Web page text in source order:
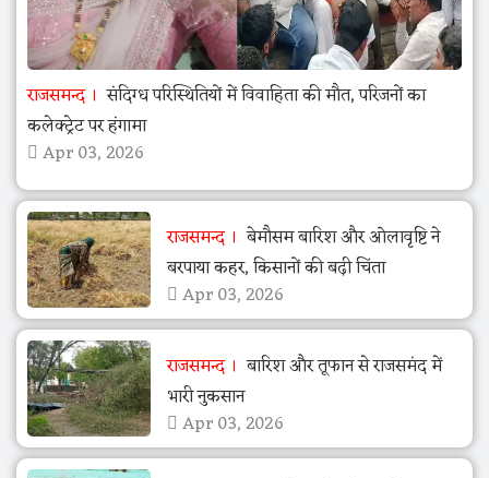
राजसमन्द
संदिग्ध परिस्थितियों में विवाहिता की मौत, परिजनों का
कलेक्ट्रेट पर हंगामा
Apr 03, 2026
राजसमन्द
बेमौसम बारिश और ओलावृष्टि ने
बरपाया कहर, किसानों की बढ़ी चिंता
Apr 03, 2026
राजसमन्द
बारिश और तूफान से राजसमंद में
भारी नुकसान
Apr 03, 2026